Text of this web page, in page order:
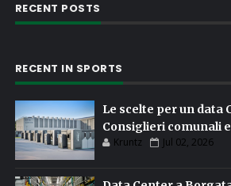
RECENT POSTS
RECENT IN SPORTS
Le scelte per un data
Consiglieri comunali
Kruntz Jul 02, 2026